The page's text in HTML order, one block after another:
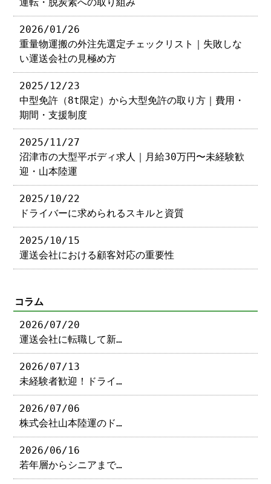
2026/01/26
重量物運搬の外注先選定チェックリスト｜失敗しな
い運送会社の見極め方
2025/12/23
中型免許（8t限定）から大型免許の取り方｜費用・
期間・支援制度
2025/11/27
沼津市の大型平ボディ求人｜月給30万円〜未経験歓
迎・山本陸運
2025/10/22
ドライバーに求められるスキルと資質
2025/10/15
運送会社における顧客対応の重要性
コラム
2026/07/20
運送会社に転職して新…
2026/07/13
未経験者歓迎！ドライ…
2026/07/06
株式会社山本陸運のド…
2026/06/16
若年層からシニアまで…